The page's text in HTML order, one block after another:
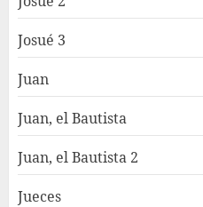
Josué 3
Juan
Juan, el Bautista
Juan, el Bautista 2
Jueces